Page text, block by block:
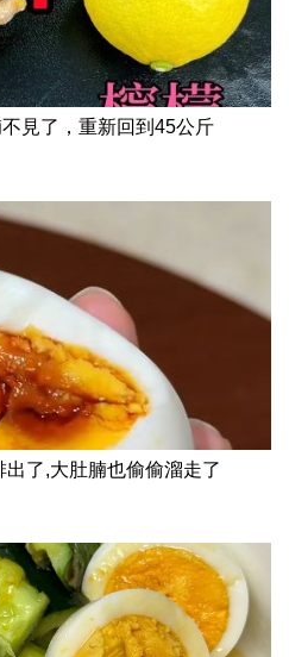
見了，重新回到45公斤
了,大肚腩也偷偷溜走了